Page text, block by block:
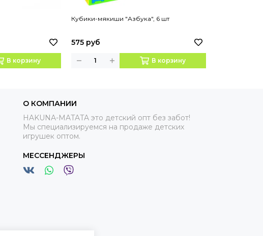
В корзину
Кубики-мякиши "Азбука", 6 шт
575 руб
В корзину
О КОМПАНИИ
HAKUNA-MATATA это детский опт без забот!
Мы специализируемся на продаже детских
игрушек оптом.
МЕССЕНДЖЕРЫ